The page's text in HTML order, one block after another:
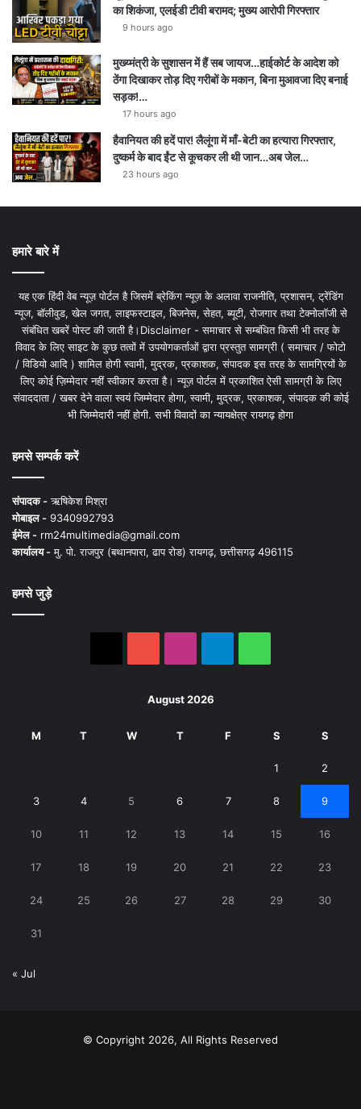
का शिकंजा, एलईडी टीवी बरामद; मुख्य आरोपी गिरफ्तार
9 hours ago
मुख्य्मंत्री के सुशासन में हैं सब जायज…हाईकोर्ट के आदेश को
ठेंगा दिखाकर तोड़ दिए गरीबों के मकान, बिना मुआवजा दिए बनाई
सड़क!…
17 hours ago
हैवानियत की हदें पार! लैलूंगा में माँ-बेटी का हत्यारा गिरफ्तार,
दुष्कर्म के बाद ईंट से कूचकर ली थी जान…अब जेल…
23 hours ago
हमारे बारे में
यह एक हिंदी वेब न्यूज़ पोर्टल है जिसमें ब्रेकिंग न्यूज़ के अलावा राजनीति, प्रशासन, ट्रेंडिंग
न्यूज, बॉलीवुड, खेल जगत, लाइफस्टाइल, बिजनेस, सेहत, ब्यूटी, रोजगार तथा टेक्नोलॉजी से
संबंधित खबरें पोस्ट की जाती है।Disclaimer - समाचार से सम्बंधित किसी भी तरह के
विवाद के लिए साइट के कुछ तत्वों में उपयोगकर्ताओं द्वारा प्रस्तुत सामग्री ( समाचार / फोटो
/ विडियो आदि ) शामिल होगी स्वामी, मुद्रक, प्रकाशक, संपादक इस तरह के सामग्रियों के
लिए कोई ज़िम्मेदार नहीं स्वीकार करता है। न्यूज़ पोर्टल में प्रकाशित ऐसी सामग्री के लिए
संवाददाता / खबर देने वाला स्वयं जिम्मेदार होगा, स्वामी, मुद्रक, प्रकाशक, संपादक की कोई
भी जिम्मेदारी नहीं होगी. सभी विवादों का न्यायक्षेत्र रायगढ़ होगा
हमसे सम्पर्क करें
संपादक -ऋषिकेश मिश्रा
मोबाइल - 9340992793
ईमेल - rm24multimedia@gmail.com
कार्यालय -मु. पो. राजपुर (बथानपारा, ढाप रोड) रायगढ़, छत्तीसगढ़ 496115
हमसे जुड़े
August 2026
M T W T F S S
1 2
3 4 5 6 7 8 9
10 11 12 13 14 15 16
17 18 19 20 21 22 23
24 25 26 27 28 29 30
31
« Jul
© Copyright 2026, All Rights Reserved